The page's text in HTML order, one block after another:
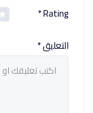
Rating
*
التعليق*